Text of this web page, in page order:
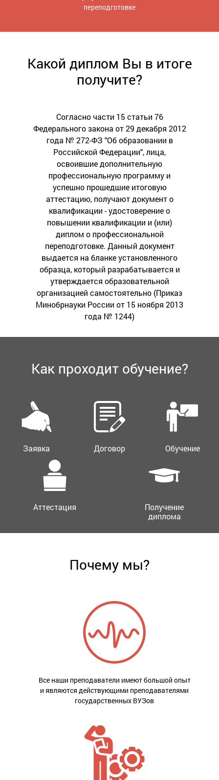
переподготовке
Какой диплом Вы в итоге
получите?
Согласно части 15 статьи 76
Федерального закона от 29 декабря 2012
года № 272-ФЗ "Об образовании в
Российской Федерации", лица,
освоившие дополнительную
профессиональную программу и
успешно прошедшие итоговую
аттестацию, получают документ о
квалификации - удостоверение о
повышении квалификации и (или)
диплом о профессиональной
переподготовке. Данный документ
выдается на бланке установленного
образца, который разрабатывается и
утверждается образовательной
организацией самостоятельно (Приказ
Минобрнауки России от 15 ноября 2013
года № 1244)
Как проходит обучение?
Заявка Договор Обучение
Аттестация
Получение
диплома
Почему мы?
Все наши преподаватели имеют большой опыт
и являются действующими преподавателями
государственных ВУЗов